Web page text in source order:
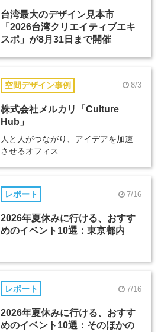
台湾最大のデザイン見本市
「2026台湾クリエイティブエキ
スポ」が8月31日まで開催
空間デザイン事例 8/3
株式会社メルカリ「Culture
Hub」
人と人がつながり、アイデアを加速
させるオフィス
レポート 7/16
2026年夏休みに行ける、おすす
めのイベント10選：東京都内
レポート 7/16
2026年夏休みに行ける、おすす
めのイベント10選：そのほかの